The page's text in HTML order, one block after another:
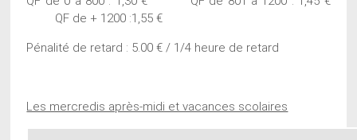
QF de + 1200 :1,55 €
Pénalité de retard : 5.00 € / 1/4 heure de retard
Les mercredis après-midi et vacances scolaires